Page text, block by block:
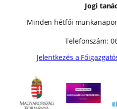
Jogi
Minden hétfői
Telefonszám:
Jelentkezés a